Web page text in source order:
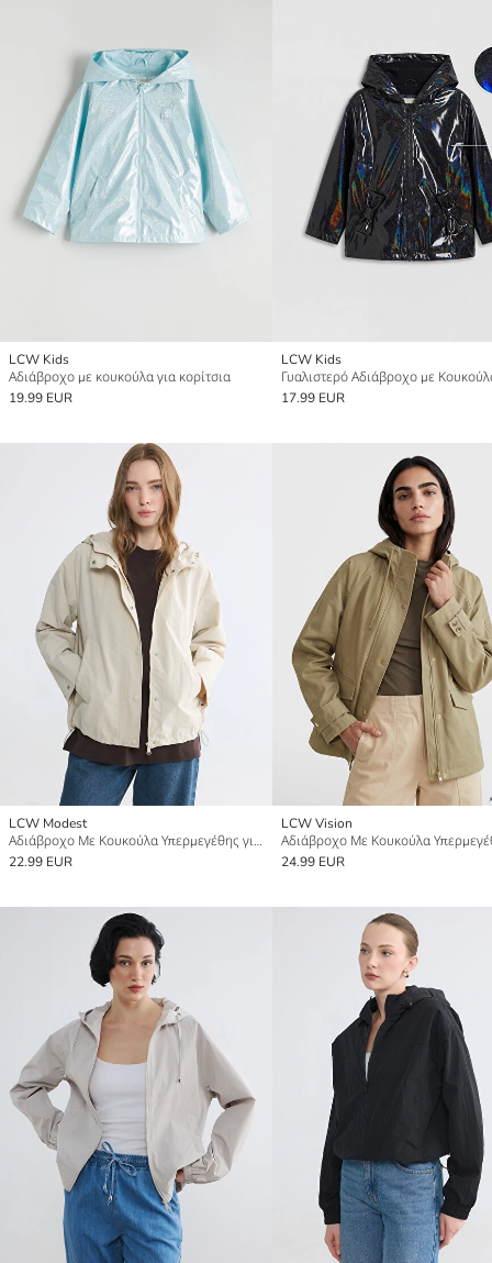
LCW Kids
Αδιάβροχο με κουκούλα για κορίτσια
19.99 EUR
LCW Kids
17.99 EUR
LCW Modest
Αδιάβροχο Με Κουκούλα Υπερμεγέθης για γυναίκες
22.99 EUR
LCW Vision
24.99 EUR